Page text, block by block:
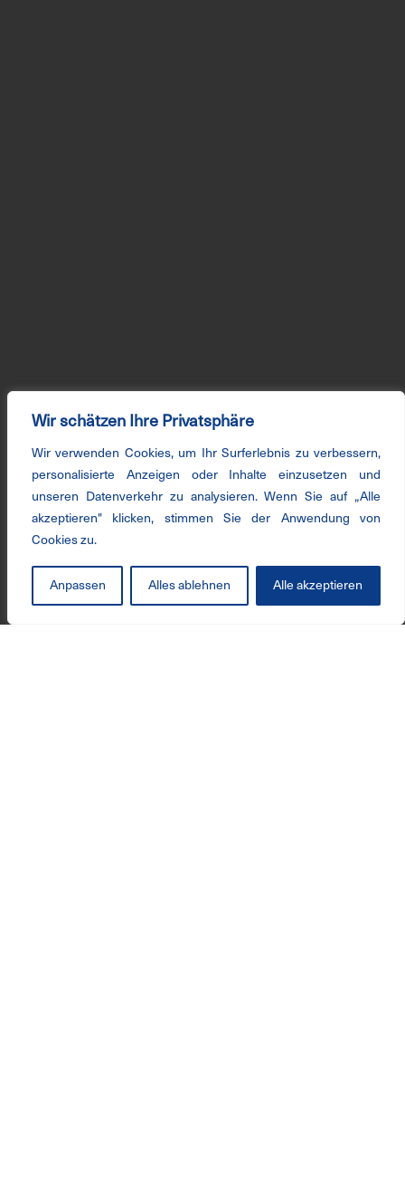
Wir schätzen Ihre Privatsphäre
Wir verwenden Cookies, um Ihr Surferlebnis zu verbessern,
personalisierte Anzeigen oder Inhalte einzusetzen und
unseren Datenverkehr zu analysieren. Wenn Sie auf „Alle
akzeptieren" klicken, stimmen Sie der Anwendung von
Cookies zu.
Anpassen Alles ablehnen Alle akzeptieren